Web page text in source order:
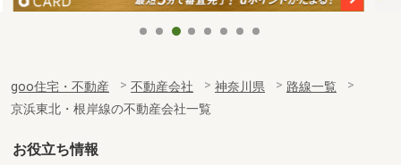
goo住宅・不動産 不動産会社 神奈川県
路線一覧
京浜東北・根岸線の不動産会社一覧
お役立ち情報